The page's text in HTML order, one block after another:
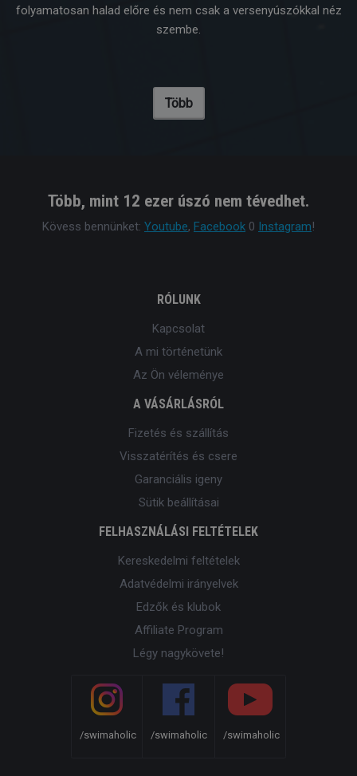
folyamatosan halad előre és nem csak a versenyúszókkal néz
szembe.
Több
Több, mint 12 ezer úszó nem tévedhet.
Kövess bennünket: Youtube, Facebook 0 Instagram!
RÓLUNK
Kapcsolat
A mi történetünk
Az Ön véleménye
A VÁSÁRLÁSRÓL
Fizetés és szállítás
Visszatérítés és csere
Garanciális igeny
Sütik beállításai
FELHASZNÁLÁSI FELTÉTELEK
Kereskedelmi feltételek
Adatvédelmi irányelvek
Edzők és klubok
Affiliate Program
Légy nagykövete!
/swimaholic /swimaholic /swimaholic